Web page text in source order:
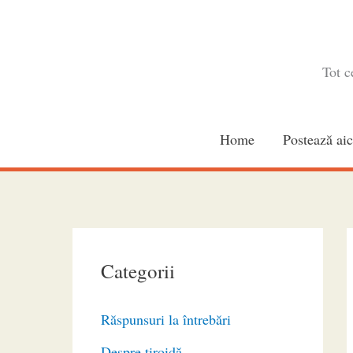
Tot
Home Postează
Categorii
Răspunsuri la întrebări